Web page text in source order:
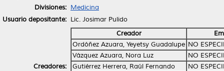
Divisiones: Medicina
Usuario depositante: Lic. Josimar Pulido
Creadores:
Creador
Ordóñez Azuara, Yeyetsy Guadalupe NO
Vázquez Azuara, Nora Luz
NO
Gutiérrez Herrera, Raúl Fernando
NO